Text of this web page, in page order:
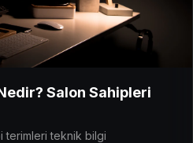
Salon Sahipleri
terimleri teknik bilgi